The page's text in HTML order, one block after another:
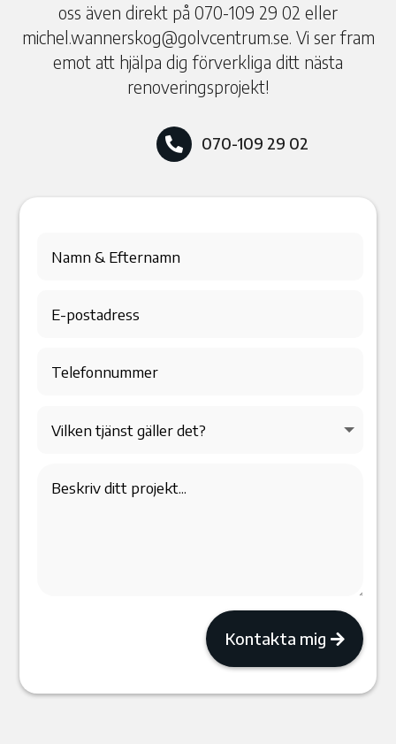
oss även direkt på 070-109 29 02 eller
michel.wannerskog@golvcentrum.se. Vi ser fram
emot att hjälpa dig förverkliga ditt nästa
renoveringsprojekt!
 070-109 29 02
Kontakta mig